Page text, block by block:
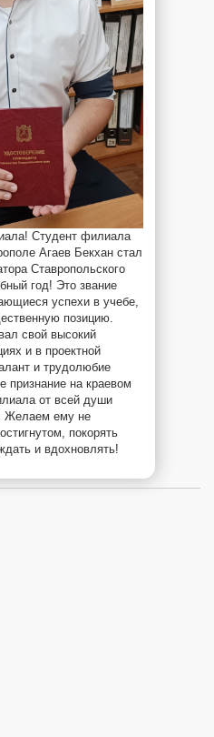
Студент филиала
Агаев Бекхан стал
Ставропольского
год! Это звание
успехи в учебе,
позицию.
свой высокий
и в проектной
и трудолюбие
признание на краевом
от всей души
Желаем ему не
покорять
и вдохновлять!